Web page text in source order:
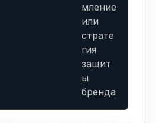
мление
или
страте
гия
защит
ы
бренда